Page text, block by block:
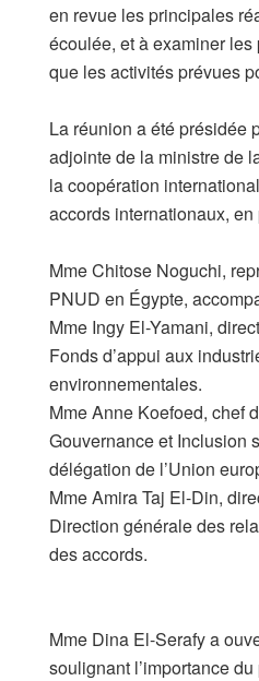
en revue les principales
écoulée, et à examiner
que les activités prévues
​La réunion a été présidée
adjointe de la ministre de
la coopération
accords internationaux, en
​Mme Chitose Noguchi,
PNUD en Égypte,
​Mme Ingy El-Yamani,
Fonds d’appui aux
environnementales.
​Mme Anne Koefoed, chef
Gouvernance et Inclusion
délégation de l’Union
​Mme Amira Taj El-Din,
Direction générale des
des accords.
​Mme Dina El-Serafy a
soulignant l’importance